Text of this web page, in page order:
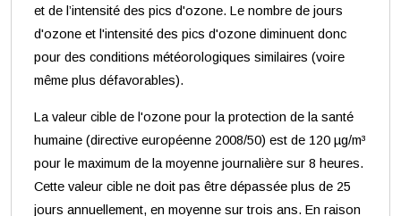
et de l’intensité des pics d'ozone. Le nombre de jours
d'ozone et l'intensité des pics d'ozone diminuent donc
pour des conditions météorologiques similaires (voire
même plus défavorables).
La valeur cible de l'ozone pour la protection de la santé
humaine (directive européenne 2008/50) est de 120 µg/m³
pour le maximum de la moyenne journalière sur 8 heures.
Cette valeur cible ne doit pas être dépassée plus de 25
jours annuellement, en moyenne sur trois ans. En raison